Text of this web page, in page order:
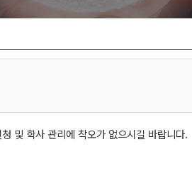
및 학사 관리에 착오가 없으시길 바랍니다.